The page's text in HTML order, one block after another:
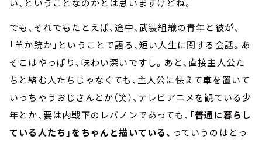
い、ということなのかとは思いますけどね。
でも、それでもたとえば、途中、武装組織の青年と彼が、
「羊か銃か」ということで語る、短い人生に関する会話。あ
そこはやっぱり、味わい深いですし。あと、直接主人公た
ちと絡む人たちじゃなくても、主人公に怯えて車を置いて
いっちゃうおじさんとか（笑）、テレビアニメを観ている少
年とか、要は内戦下のレバノンであっても、 「普通に暮らし
ている人たち」をちゃんと描いている、 っていうのはとっ